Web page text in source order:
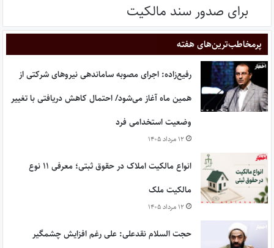
برای صدور سند مالکیت
پر‌مخاطب‌ترین‌های هفته
رفیع‌زاده: اجرای مصوبه ساماندهی نیروهای شرکتی از
همین ماه آغاز می‌شود/ احتمال کاهش دریافتی با تغییر
وضعیت استخدامی فرد
۱۲ مرداد ۱۴۰۵
انواع مالکیت املاک در حقوق ثبتی؛ معرفی ۱۱ نوع
مالکیت ملک
۱۲ مرداد ۱۴۰۵
حجت السلام نقدعلی: علی رغم افزایش چشمگیر